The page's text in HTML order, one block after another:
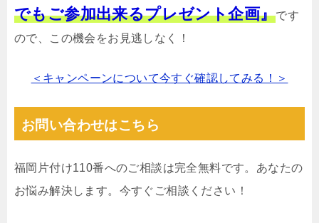
でもご参加出来るプレゼント企画』です
ので、この機会をお見逃しなく！
＜キャンペーンについて今すぐ確認してみる！＞
お問い合わせはこちら
福岡片付け110番へのご相談は完全無料です。あなたの
お悩み解決します。今すぐご相談ください！